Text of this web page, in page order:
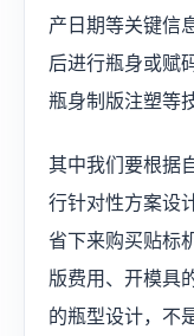
产日期等关键信
后进行瓶身或赋
瓶身制版注塑等
其中我们要根据
行针对性方案设
省下来购买贴标
版费用、开模具
的瓶型设计，不